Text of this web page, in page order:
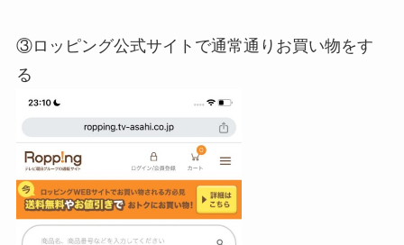
③ロッピング公式サイトで通常通りお買い物をす
る